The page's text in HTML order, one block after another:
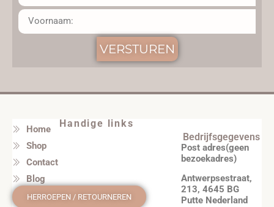
VERSTUREN
Handige links
Home
Shop
Contact
Blog
HERROEPEN / RETOURNEREN
Bedrijfsgegevens
Post adres(geen
bezoekadres)
Antwerpsestraat,
213, 4645 BG
Putte Nederland